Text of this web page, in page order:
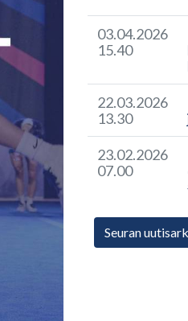
03.04.2026
15.40
22.03.2026
13.30
23.02.2026
07.00
Seuran